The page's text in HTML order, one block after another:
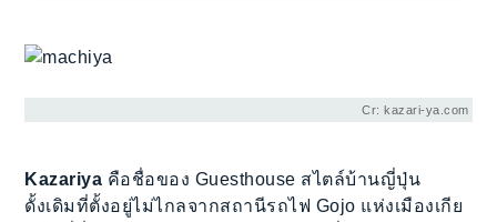
Cr: kazari-ya.com
Kazariya คือชื่อของ Guesthouse สไตล์บ้านญี่ปุ่น
ดั้งเดิมที่ตั้งอยู่ไม่ไกลจากสถานีรถไฟ Gojo แห่งเมืองเกีย